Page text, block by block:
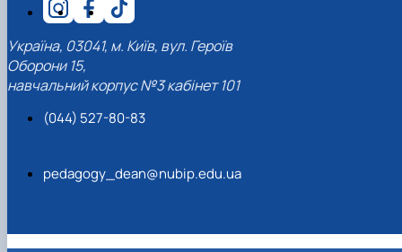
Україна, 03041, м. Київ, вул. Героїв
Оборони 15,
навчальний корпус №3 кабінет 101
(044) 527-80-83
pedagogy_dean@nubip.edu.ua